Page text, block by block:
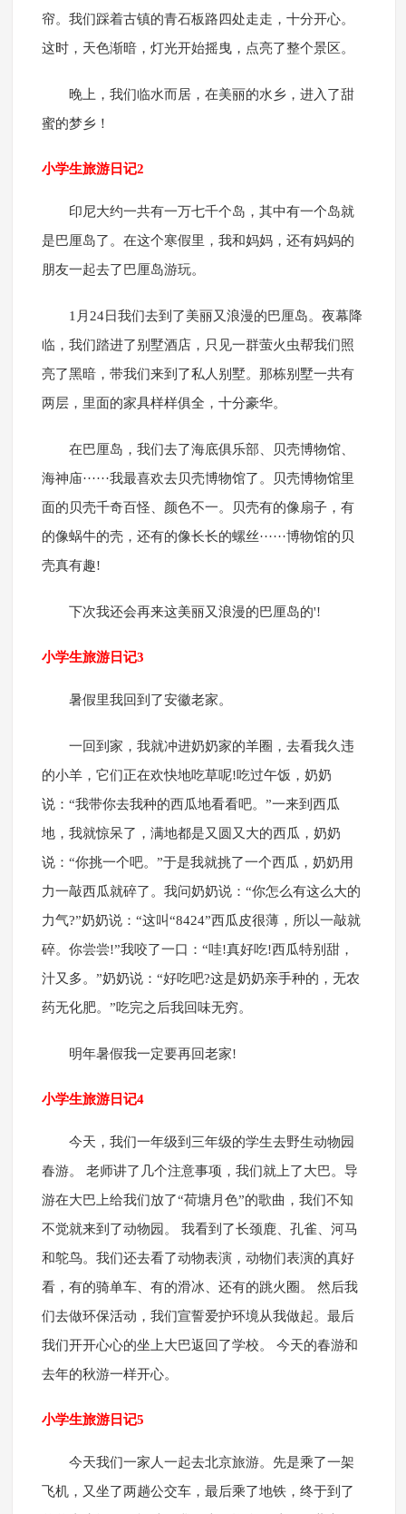
帘。我们踩着古镇的青石板路四处走走，十分开心。
这时，天色渐暗，灯光开始摇曳，点亮了整个景区。
晚上，我们临水而居，在美丽的水乡，进入了甜
蜜的梦乡！
小学生旅游日记2
印尼大约一共有一万七千个岛，其中有一个岛就
是巴厘岛了。在这个寒假里，我和妈妈，还有妈妈的
朋友一起去了巴厘岛游玩。
1月24日我们去到了美丽又浪漫的巴厘岛。夜幕降
临，我们踏进了别墅酒店，只见一群萤火虫帮我们照
亮了黑暗，带我们来到了私人别墅。那栋别墅一共有
两层，里面的家具样样俱全，十分豪华。
在巴厘岛，我们去了海底俱乐部、贝壳博物馆、
海神庙······我最喜欢去贝壳博物馆了。贝壳博物馆里
面的贝壳千奇百怪、颜色不一。贝壳有的像扇子，有
的像蜗牛的壳，还有的像长长的螺丝······博物馆的贝
壳真有趣!
下次我还会再来这美丽又浪漫的巴厘岛的'!
小学生旅游日记3
暑假里我回到了安徽老家。
一回到家，我就冲进奶奶家的羊圈，去看我久违
的小羊，它们正在欢快地吃草呢!吃过午饭，奶奶
说：“我带你去我种的西瓜地看看吧。”一来到西瓜
地，我就惊呆了，满地都是又圆又大的西瓜，奶奶
说：“你挑一个吧。”于是我就挑了一个西瓜，奶奶用
力一敲西瓜就碎了。我问奶奶说：“你怎么有这么大的
力气?”奶奶说：“这叫“8424”西瓜皮很薄，所以一敲就
碎。你尝尝!”我咬了一口：“哇!真好吃!西瓜特别甜，
汁又多。”奶奶说：“好吃吧?这是奶奶亲手种的，无农
药无化肥。”吃完之后我回味无穷。
明年暑假我一定要再回老家!
小学生旅游日记4
今天，我们一年级到三年级的学生去野生动物园
春游。 老师讲了几个注意事项，我们就上了大巴。导
游在大巴上给我们放了“荷塘月色”的歌曲，我们不知
不觉就来到了动物园。 我看到了长颈鹿、孔雀、河马
和鸵鸟。我们还去看了动物表演，动物们表演的真好
看，有的骑单车、有的滑冰、还有的跳火圈。 然后我
们去做环保活动，我们宣誓爱护环境从我做起。最后
我们开开心心的坐上大巴返回了学校。 今天的春游和
去年的秋游一样开心。
小学生旅游日记5
今天我们一家人一起去北京旅游。先是乘了一架
飞机，又坐了两趟公交车，最后乘了地铁，终于到了